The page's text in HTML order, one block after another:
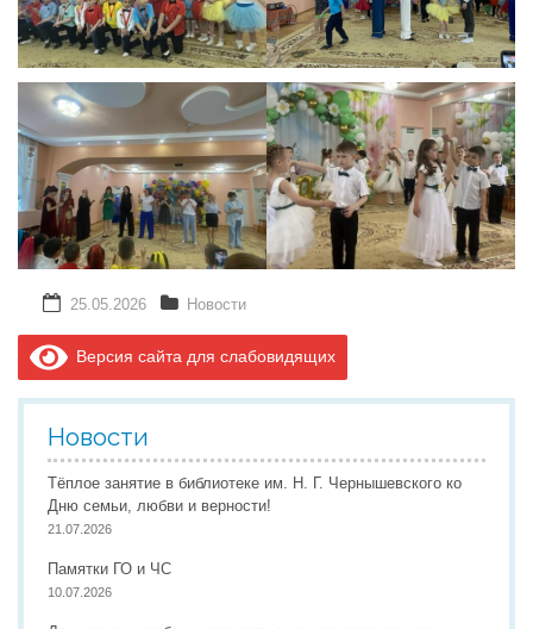
25.05.2026 Новости
Версия сайта для слабовидящих
Новости
Тёплое занятие в библиотеке им. Н. Г. Чернышевского ко
Дню семьи, любви и верности!
21.07.2026
Памятки ГО и ЧС
10.07.2026